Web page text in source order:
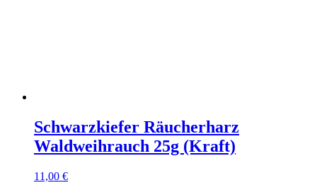
Schwarzkiefer Räucherharz
Waldweihrauch 25g (Kraft)
11,00 €